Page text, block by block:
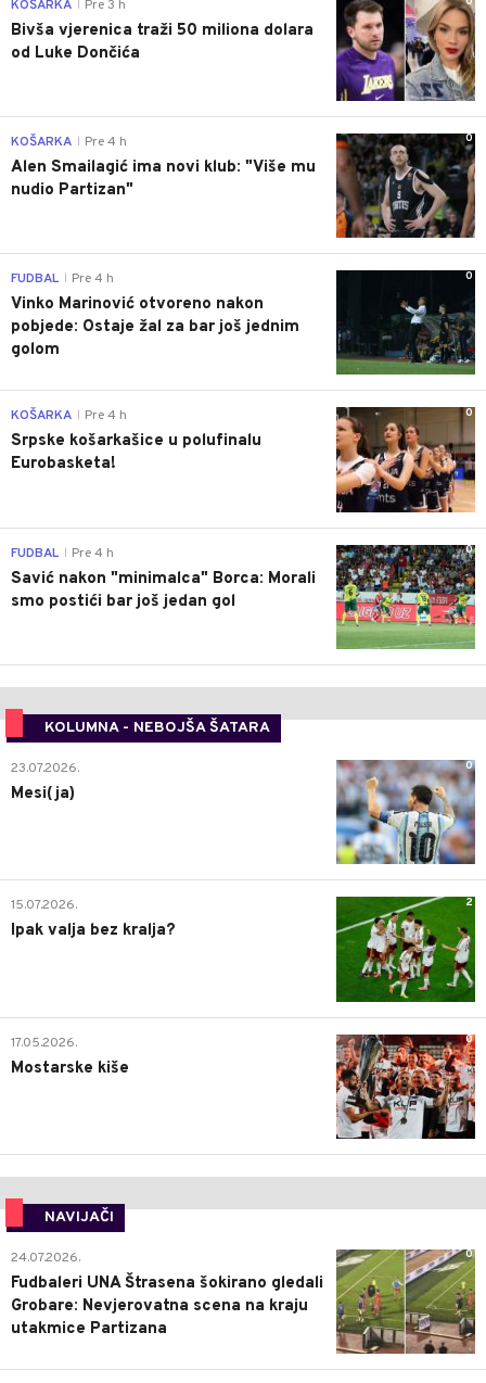
KOŠARKA Pre 3 h
Bivša vjerenica traži 50 miliona dolara
od Luke Dončića
0
KOŠARKA Pre 4 h
Alen Smailagić ima novi klub: "Više mu
nudio Partizan"
0
FUDBAL Pre 4 h
Vinko Marinović otvoreno nakon
pobjede: Ostaje žal za bar još jednim
golom
0
KOŠARKA Pre 4 h
Srpske košarkašice u polufinalu
Eurobasketa!
0
FUDBAL Pre 4 h
Savić nakon "minimalca" Borca: Morali
smo postići bar još jedan gol
KOLUMNA - NEBOJŠA ŠATARA
0
23.07.2026.
Mesi(ja)
2
15.07.2026.
Ipak valja bez kralja?
0
17.05.2026.
Mostarske kiše
NAVIJAČI
0
24.07.2026.
Fudbaleri UNA Štrasena šokirano gledali
Grobare: Nevjerovatna scena na kraju
utakmice Partizana